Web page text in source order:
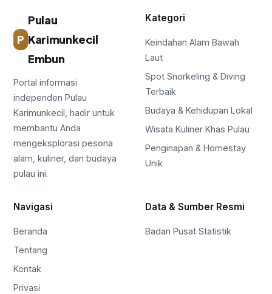
P
Pulau
Karimunkecil
Embun
Portal informasi
independen Pulau
Karimunkecil, hadir untuk
membantu Anda
mengeksplorasi pesona
alam, kuliner, dan budaya
pulau ini.
Kategori
Keindahan Alam Bawah
Laut
Spot Snorkeling & Diving
Terbaik
Budaya & Kehidupan Lokal
Wisata Kuliner Khas Pulau
Penginapan & Homestay
Unik
Navigasi
Beranda
Tentang
Kontak
Privasi
Data & Sumber Resmi
Badan Pusat Statistik